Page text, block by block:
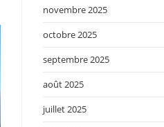
novembre 2025
octobre 2025
septembre 2025
août 2025
juillet 2025